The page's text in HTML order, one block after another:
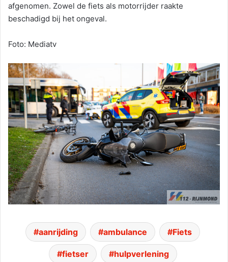
afgenomen. Zowel de fiets als motorrijder raakte
beschadigd bij het ongeval.
Foto: Mediatv
aanrijding ambulance Fiets
fietser hulpverlening